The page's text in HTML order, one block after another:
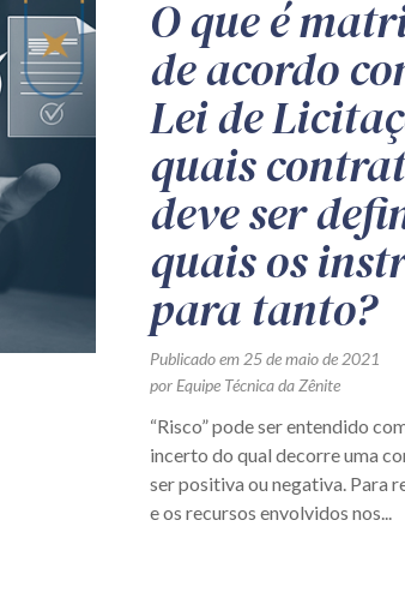
O que é
de acordo
Lei de
quais
deve ser
quais os
para tanto?
Publicado em 25 de maio de 2021
por Equipe Técnica da Zênite
“Risco” pode ser entendido
incerto do qual decorre uma
ser positiva ou negativa. Para
e os recursos envolvidos nos...